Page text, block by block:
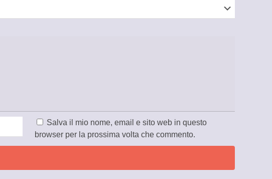
Salva il mio nome, email e sito web in questo
browser per la prossima volta che commento.